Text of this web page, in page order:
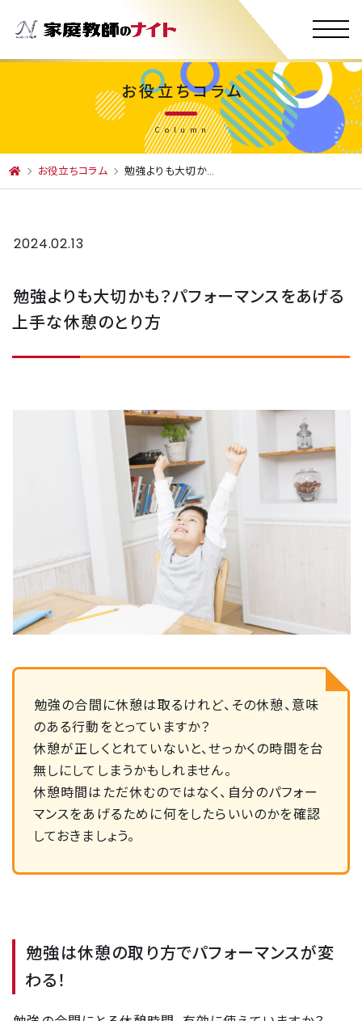
お役立ちコラム
Column
お役立ちコラム 勉強よりも大切かも？パフォーマンスをあげる上手な休憩のとり方
2024.02.13
勉強よりも大切かも？パフォーマンスをあげる
上手な休憩のとり方
勉強の合間に休憩は取るけれど、その休憩、意味
のある行動をとっていますか？
休憩が正しくとれていないと、せっかくの時間を台
無しにしてしまうかもしれません。
休憩時間はただ休むのではなく、自分のパフォー
マンスをあげるために何をしたらいいのかを確認
しておきましょう。
勉強は休憩の取り方でパフォーマンスが変
わる！